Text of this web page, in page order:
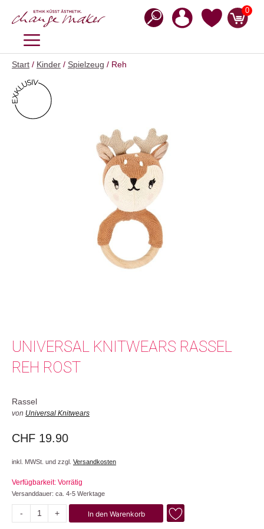
Inhalt
0
MENÜ
Start / Kinder / Spielzeug / Reh
UNIVERSAL KNITWEARS RASSEL
REH ROST
Rassel
von Universal Knitwears
CHF 19.90
inkl. MWSt. und zzgl. Versandkosten
Verfügbarkeit: Vorrätig
Versanddauer: ca. 4-5 Werktage
- + In den Warenkorb